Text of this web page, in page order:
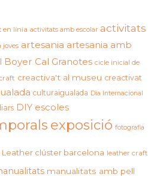
en línia activitats amb escolar activitats
joves artesania artesania amb
Boyer Cal Granotes cicle inicial de
creactiva't al museu creactivat
culturaigualada Dia Internacional
DIY escoles
exposició fotografia
Leather clúster barcelona leather craft
manualitats amb pell